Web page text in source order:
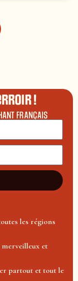
!
FRANÇAIS
les régions
et
partout et tout le